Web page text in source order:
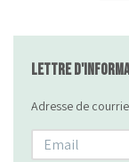
Lettre
Adresse de